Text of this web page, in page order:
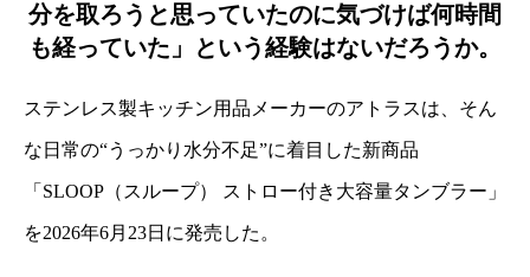
分を取ろうと思っていたのに気づけば何時間
も経っていた」という経験はないだろうか。
ステンレス製キッチン用品メーカーのアトラスは、そん
な日常の“うっかり水分不足”に着目した新商品
「SLOOP（スループ） ストロー付き大容量タンブラー」
を2026年6月23日に発売した。